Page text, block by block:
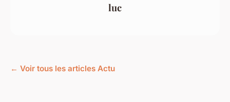
luc
← Voir tous les articles Actu